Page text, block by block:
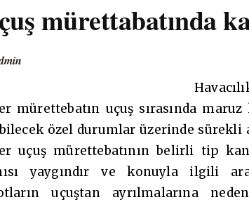
mürettabatında
mürettebatın uçuş sırasında
özel durumlar üzerinde sürekli
uçuş mürettebatının belirli tip
yaygındır ve konuyla ilgili
uçuştan ayrılmalarına